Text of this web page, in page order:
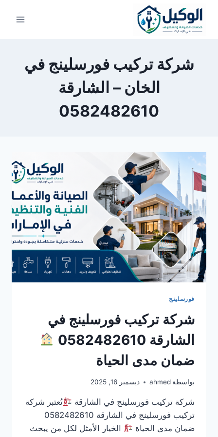
التجاوز
المحتوى
شركة تركيب فورسلينج في
الخان – الشارقة
0582482610
فورسلينج
شركة تركيب فورسلينج في
الشارقة 0582482610
ضمان مدى الحياة
بواسطة ahmed ديسمبر 16, 2025
شركة تركيب فورسلينج في الشارقة
تُعتبر شركة
تركيب فورسلينج في الشارقة 0582482610
ضمان مدى الحياة
الخيار الأمثل لكل من يبحث